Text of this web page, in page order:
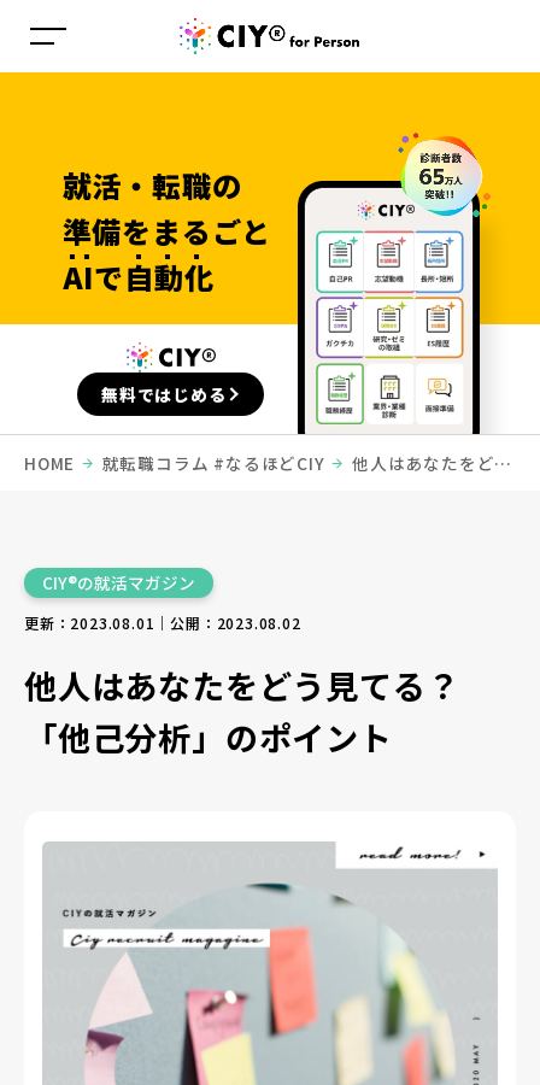
就活・転職の
準備をまるごと
AIで自動化
無料ではじめる
HOME 就転職コラム #なるほどCIY
他人はあなたをどう
CIY®の就活マガジン
更新：2023.08.01｜公開：2023.08.02
他人はあなたをどう見てる？
「他己分析」のポイント